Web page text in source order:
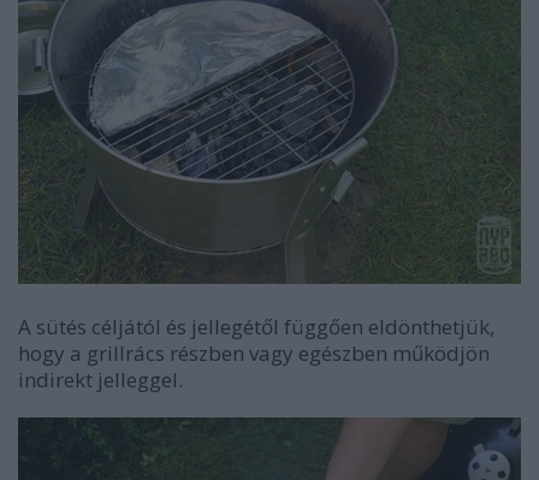
A sütés céljától és jellegétől függően eldönthetjük,
hogy a grillrács részben vagy egészben működjön
indirekt jelleggel.